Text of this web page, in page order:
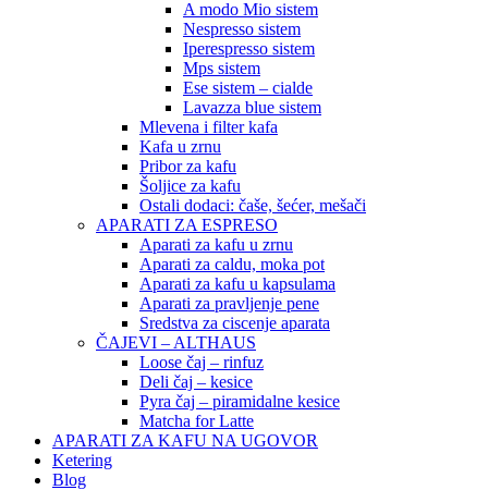
A modo Mio sistem
Nespresso sistem
Iperespresso sistem
Mps sistem
Ese sistem – cialde
Lavazza blue sistem
Mlevena i filter kafa
Kafa u zrnu
Pribor za kafu
Šoljice za kafu
Ostali dodaci: čaše, šećer, mešači
APARATI ZA ESPRESO
Aparati za kafu u zrnu
Aparati za caldu, moka pot
Aparati za kafu u kapsulama
Aparati za pravljenje pene
Sredstva za ciscenje aparata
ČAJEVI – ALTHAUS
Loose čaj – rinfuz
Deli čaj – kesice
Pyra čaj – piramidalne kesice
Matcha for Latte
APARATI ZA KAFU NA UGOVOR
Ketering
Blog